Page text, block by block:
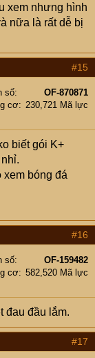
xem nhưng hình
nữa là rất dễ bị
#15
số
OF-870871
cơ
230,721 Mã lực
biết gói K+
xem bóng đá
#16
số
OF-159482
cơ
582,520 Mã lực
đau đầu lắm.
#17